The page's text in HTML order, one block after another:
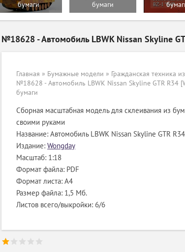
бумаги
бумаги
№18628 - Автомобиль LBWK Nissan Skyline
Главная » Бумажные модели » Гражданская техника
№18628 - Автомобиль LBWK Nissan Skyline GTR R34
бумаги
Сборная масштабная модель для склеивания из
своими руками
Название: Автомобиль LBWK Nissan Skyline GTR R34
Издание: Wongday
Масштаб: 1:18
Формат файла: PDF
Формат листа: А4
Размер файла: 1,5 Мб.
Листов всего/выкройки: 6/6